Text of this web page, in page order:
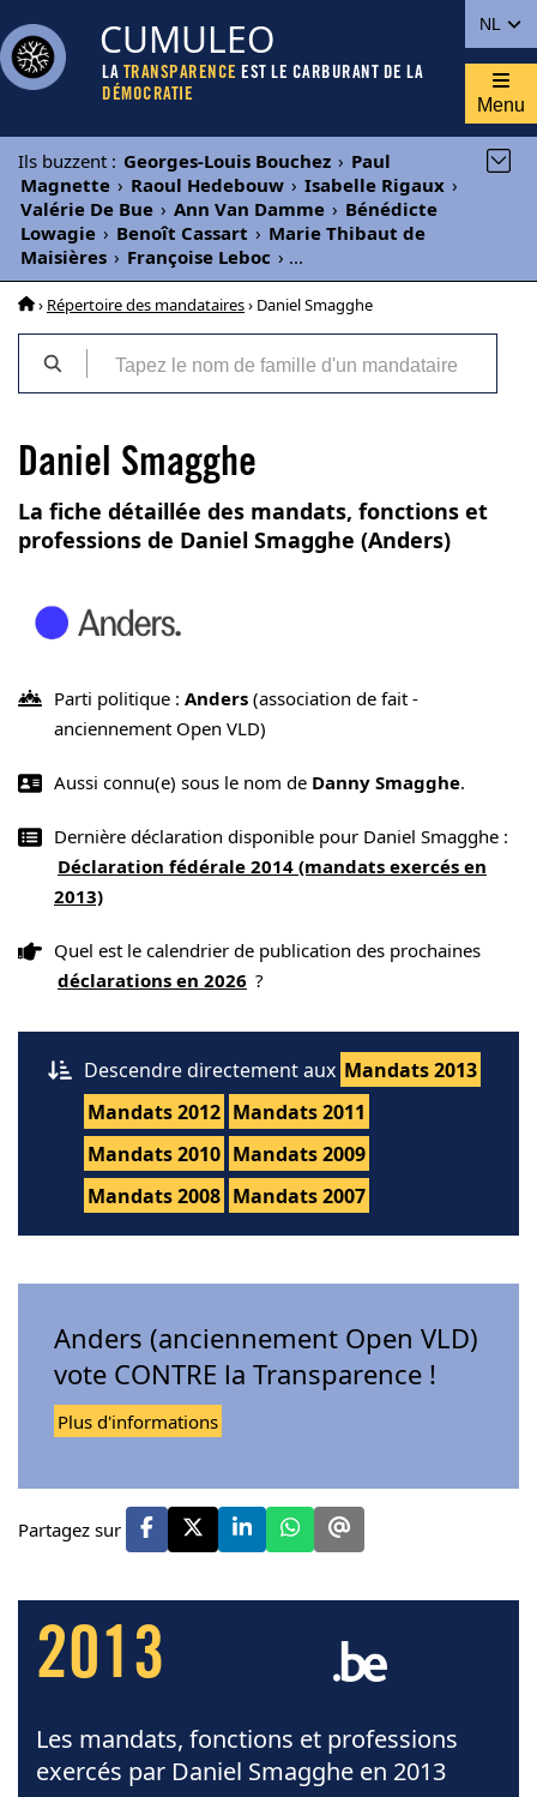
NL
CUMULEO
LA TRANSPARENCE EST LE CARBURANT DE LA
DÉMOCRATIE
Menu
Ils buzzent : Georges-Louis Bouchez › Paul
Magnette › Raoul Hedebouw › Isabelle Rigaux ›
Valérie De Bue › Ann Van Damme › Bénédicte
Lowagie › Benoît Cassart › Marie Thibaut de
Maisières › Françoise Leboc › ...
› Répertoire des mandataires› Daniel Smagghe
Daniel Smagghe
La fiche détaillée des mandats, fonctions et
professions de Daniel Smagghe (Anders)
Parti politique : Anders (association de fait -
anciennement Open VLD)
Aussi connu(e) sous le nom de Danny Smagghe.
Dernière déclaration disponible pour Daniel Smagghe :
Déclaration fédérale 2014 (mandats exercés en
2013)
Quel est le calendrier de publication des prochaines
déclarations en 2026 ?
Descendre directement aux Mandats 2013
Mandats 2012 Mandats 2011
Mandats 2010 Mandats 2009
Mandats 2008 Mandats 2007
Anders (anciennement Open VLD)
vote CONTRE la Transparence !
Plus d'informations
Partagez sur
2013
Les mandats, fonctions et professions
exercés par Daniel Smagghe en 2013